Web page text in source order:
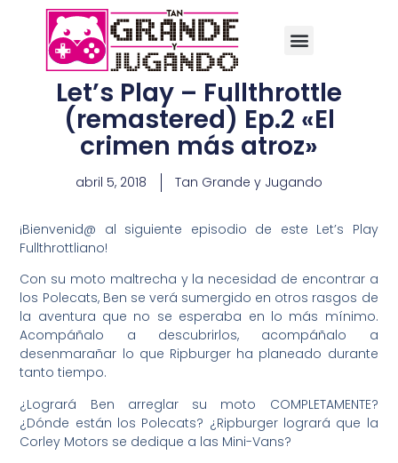
Let’s Play – Fullthrottle
(remastered) Ep.2 «El
crimen más atroz»
abril 5, 2018 Tan Grande y Jugando
¡Bienvenid@ al siguiente episodio de este Let’s Play
Fullthrottliano!
Con su moto maltrecha y la necesidad de encontrar a
los Polecats, Ben se verá sumergido en otros rasgos de
la aventura que no se esperaba en lo más mínimo.
Acompáñalo a descubrirlos, acompáñalo a
desenmarañar lo que Ripburger ha planeado durante
tanto tiempo.
¿Logrará Ben arreglar su moto COMPLETAMENTE?
¿Dónde están los Polecats? ¿Ripburger logrará que la
Corley Motors se dedique a las Mini-Vans?